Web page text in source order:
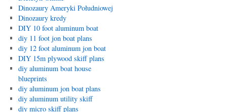
Dinozaury Ameryki Południowej
Dinozaury kredy
DIY 10 foot aluminum boat
diy 11 foot jon boat plans
diy 12 foot aluminum jon boat
DIY 15m plywood skiff plans
diy aluminum boat house
blueprints
diy aluminum jon boat plans
diy aluminum utility skiff
diy micro skiff plans